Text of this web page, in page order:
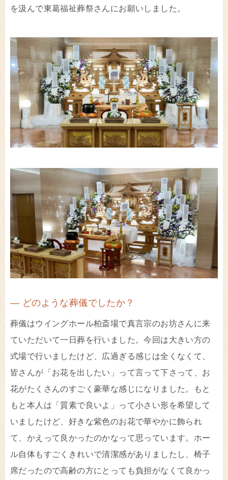
を汲んで東葛福祉葬祭さんにお願いしました。
― どのような葬儀でしたか？
葬儀はウイングホール柏斎場で真言宗のお坊さんに来
ていただいて一日葬を行いました。今回は大きい方の
式場で行いましたけど、広過ぎる感じは全くなくて、
皆さんが「お花を出したい」って言って下さって、お
花がたくさんのすごく豪華な感じになりました。もと
もと本人は「質素で良いよ」って小さい形を希望して
いましたけど、好きな紫色のお花で華やかに飾られ
て、かえって良かったのかなって思っています。ホー
ル自体もすごくきれいで清潔感がありましたし、椅子
席だったので高齢の方にとっても負担がなくて良かっ